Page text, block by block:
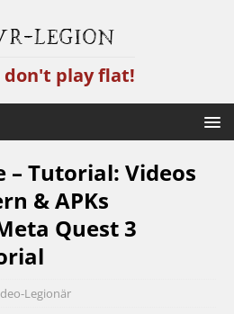
Legion
don't play flat!
– Tutorial: Videos
& APKs
Quest 3
Legionär